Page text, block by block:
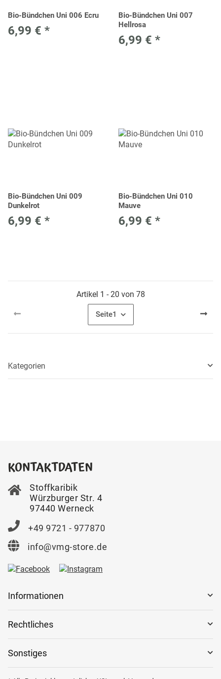
Bio-Bündchen Uni 006 Ecru
6,99 € *
Bio-Bündchen Uni 007
Hellrosa
6,99 € *
Bio-Bündchen Uni 009
Dunkelrot
6,99 € *
Bio-Bündchen Uni 010
Mauve
6,99 € *
Artikel 1 - 20 von 78
Seite1
Kategorien
KONTAKTDATEN
Stoffkaribik
Würzburger Str. 4
97440 Werneck
+49 9721 - 977870
info@vmg-store.de
Informationen
Rechtliches
Sonstiges